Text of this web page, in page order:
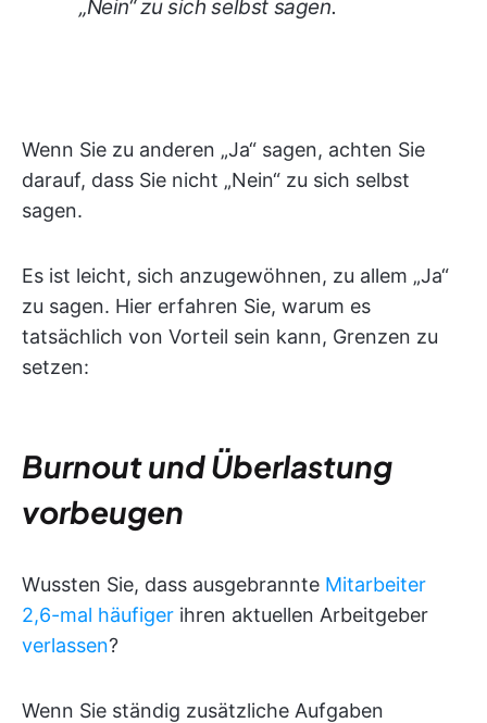
„Nein“ zu sich selbst sagen.
Wenn Sie zu anderen „Ja“ sagen, achten Sie
darauf, dass Sie nicht „Nein“ zu sich selbst
sagen.
Es ist leicht, sich anzugewöhnen, zu allem „Ja“
zu sagen. Hier erfahren Sie, warum es
tatsächlich von Vorteil sein kann, Grenzen zu
setzen:
Burnout und Überlastung
vorbeugen
Wussten Sie, dass ausgebrannte Mitarbeiter
2,6-mal häufiger ihren aktuellen Arbeitgeber
verlassen?
Wenn Sie ständig zusätzliche Aufgaben